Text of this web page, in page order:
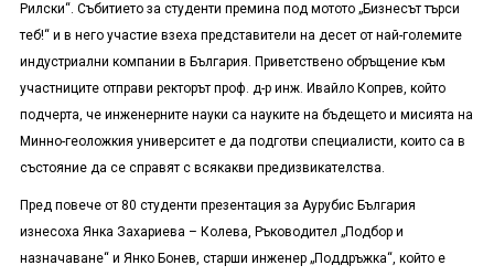
Рилски“. Събитието за студенти премина под мотото „Бизнесът търси
теб!“ и в него участие взеха представители на десет от най-големите
индустриални компании в България. Приветствено обръщение към
участниците отправи ректорът проф. д-р инж. Ивайло Копрев, който
подчерта, че инженерните науки са науките на бъдещето и мисията на
Минно-геоложкия университет е да подготви специалисти, които са в
състояние да се справят с всякакви предизвикателства.
Пред повече от 80 студенти презентация за Аурубис България
изнесоха Янка Захариева – Колева, Ръководител „Подбор и
назначаване“ и Янко Бонев, старши инженер „Поддръжка“, който е